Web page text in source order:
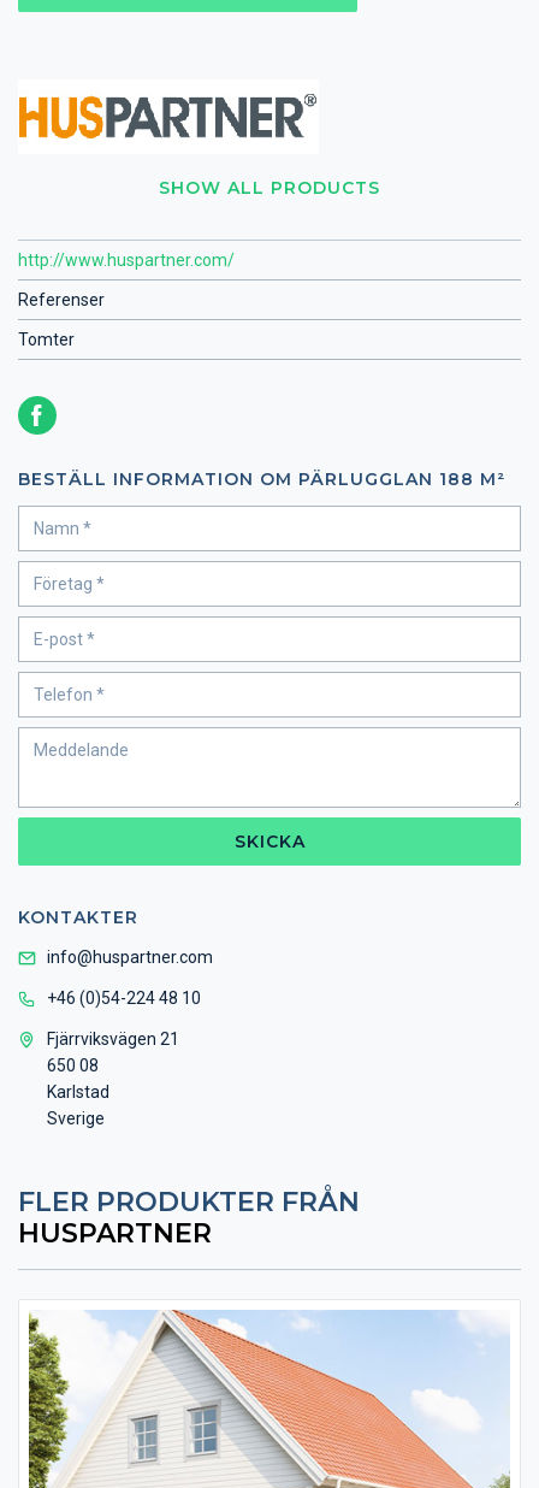
SHOW ALL PRODUCTS
http://www.huspartner.com/
Referenser
Tomter
BESTÄLL INFORMATION OM PÄRLUGGLAN 188 M²
SKICKA
KONTAKTER
info@huspartner.com
+46 (0)54-224 48 10
Fjärrviksvägen 21
650 08
Karlstad
Sverige
FLER PRODUKTER FRÅN
HUSPARTNER